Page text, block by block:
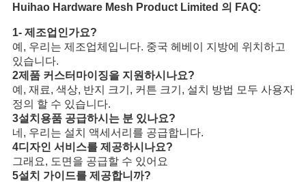
Huihao Hardware Mesh Product Limited 의 FAQ:
1- 제조업인가요?
예, 우리는 제조업체입니다. 중국 헤베이 지방에 위치하고
있습니다.
2제품 커스터마이징을 지원하시나요?
예, 재료, 색상, 반지 크기, 커튼 크기, 설치 방법 모두 사용자
정의 할 수 있습니다.
3설치용품 공급하시는 분 있나요?
네, 우리는 설치 액세서리를 공급합니다.
4디자인 서비스를 제공하시나요?
그래요, 도면을 공급할 수 있어요
5설치 가이드를 제공합니까?